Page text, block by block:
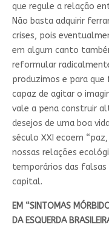
que regule a relação
Não basta adquirir
crises, pois
em algum canto
reformular
produzimos e para que
capaz de agitar o
vale a pena construir
desejos de uma boa
século XXI ecoem
nossas relações
temporários das
capital.
EM “SINTOMAS
DA ESQUERDA